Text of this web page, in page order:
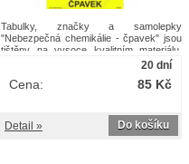
Tabulky, značky a samolepky
"Nebezpečná chemikálie - čpavek" jsou
tištěny na vysoce kvalitním materiálu,
barvami s vysokou odolností proti otěru
s požadavky právních a technických
ISO 3864-2, ČSN ISO 3864-3, ČSN ISO
3864-4.Výstražné tabulky - Nebezpečná
20 dní
85 Kč
Cena:
Do košíku
Detail »